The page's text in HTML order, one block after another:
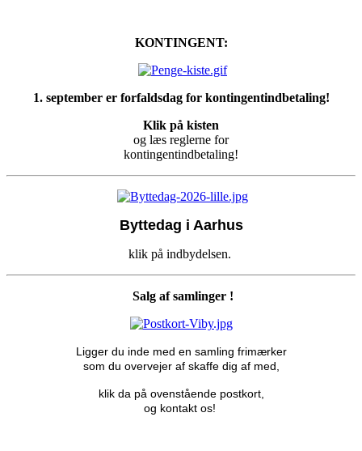
KONTINGENT:
1. september er forfaldsdag for kontingentindbetaling!
Klik på kisten
og læs reglerne for
kontingentindbetaling!
Byttedag i Aarhus
klik på indbydelsen.
Salg af samlinger !
Ligger du inde med en samling frimærker
som du overvejer af skaffe dig af med,
klik da på ovenstående postkort,
og kontakt os!